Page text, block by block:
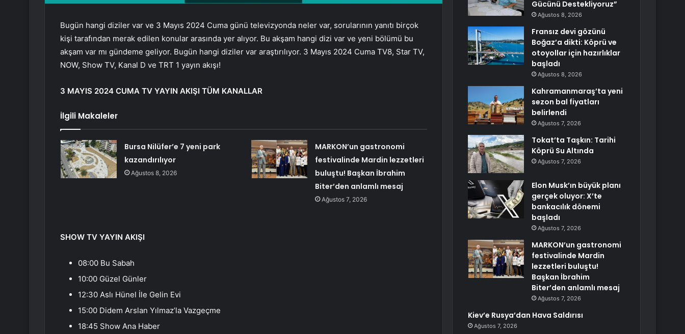
Bugün hangi diziler var ve 3 Mayıs 2024 Cuma günü televizyonda neler var, sorularının yanıtı birçok
kişi tarafından merak edilen konular arasında yer alıyor. Bu akşam hangi dizi var ve yeni bölümü bu
akşam var mı gündeme geliyor. Bugün hangi diziler var araştırılıyor. 3 Mayıs 2024 Cuma TV8, Star TV,
NOW, Show TV, Kanal D ve TRT 1 yayın akışı!
3 MAYIS 2024 CUMA TV YAYIN AKIŞI TÜM KANALLAR
İlgili Makaleler
Bursa Nilüfer’e 7 yeni park
kazandırılıyor
Ağustos 8, 2026
MARKON’un gastronomi
festivalinde Mardin lezzetleri
buluştu! Başkan İbrahim
Biter’den anlamlı mesaj
Ağustos 7, 2026
SHOW TV YAYIN AKIŞI
08:00 Bu Sabah
10:00 Güzel Günler
12:30 Aslı Hünel İle Gelin Evi
15:00 Didem Arslan Yılmaz’la Vazgeçme
18:45 Show Ana Haber
Gücünü Destekliyoruz”
Ağustos 8, 2026
Fransız devi gözünü
Boğaz’a dikti: Köprü ve
otoyollar için hazırlıklar
başladı
Ağustos 8, 2026
Kahramanmaraş’ta yeni
sezon bal fiyatları
belirlendi
Ağustos 7, 2026
Tokat’ta Taşkın: Tarihi
Köprü Su Altında
Ağustos 7, 2026
Elon Musk’ın büyük planı
gerçek oluyor: X’te
bankacılık dönemi
başladı
Ağustos 7, 2026
MARKON’un gastronomi
festivalinde Mardin
lezzetleri buluştu!
Başkan İbrahim
Biter’den anlamlı mesaj
Ağustos 7, 2026
Kiev’e Rusya’dan Hava Saldırısı
Ağustos 7, 2026